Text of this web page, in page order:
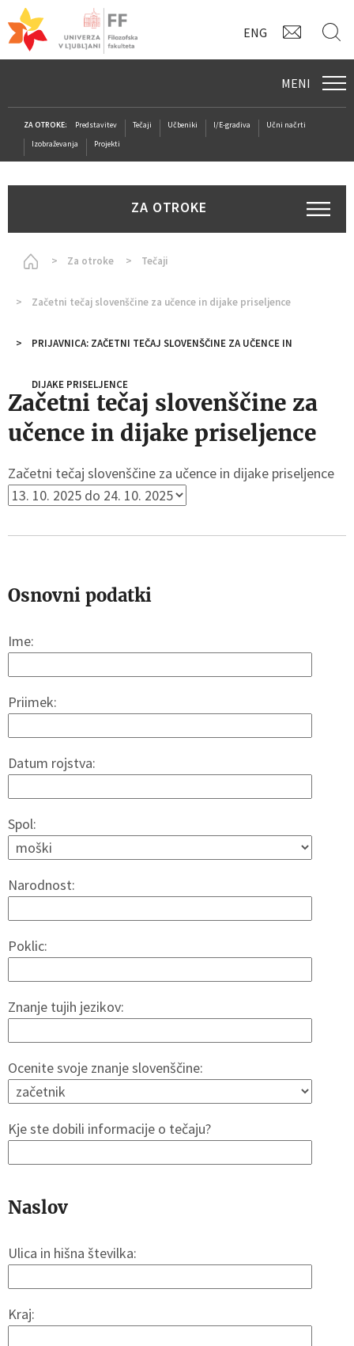
ENG
MENI
ZA OTROKE: Predstavitev Tečaji Učbeniki I/E-gradiva
Učni načrti
Izobraževanja
Projekti
ZA OTROKE
HomepageZa otroke Tečaji
Začetni tečaj slovenščine za učence in dijake priseljence
PRIJAVNICA: ZAČETNI TEČAJ SLOVENŠČINE ZA UČENCE IN
DIJAKE PRISELJENCE
Začetni tečaj slovenščine za
učence in dijake priseljence
Začetni tečaj slovenščine za učence in dijake priseljence
Osnovni podatki
Ime:
Priimek:
Datum rojstva:
Spol:
Narodnost:
Poklic:
Znanje tujih jezikov:
Ocenite svoje znanje slovenščine:
Kje ste dobili informacije o tečaju?
Naslov
Ulica in hišna številka:
Kraj: